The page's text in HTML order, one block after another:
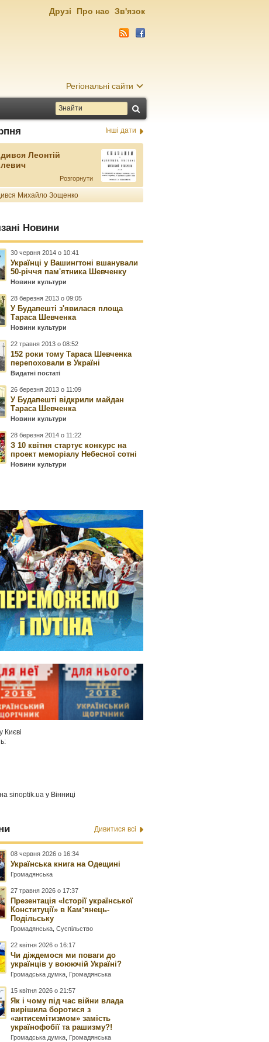
Регіональні сайти
Друзі Про нас Зв'язок
Інші дати
Леонтій
Розгорнути
Михайло Зощенко
Новини
30 червня 2014 о 10:41
Українці у Вашингтоні вшанували
50-річчя пам'ятника Шевченку
Новини культури
28 березня 2013 о 09:05
У Будапешті з'явилася площа
Тараса Шевченка
Новини культури
22 травня 2013 о 08:52
152 роки тому Тараса Шевченка
перепоховали в Україні
Видатні постаті
26 березня 2013 о 11:09
У Будапешті відкрили майдан
Тараса Шевченка
Новини культури
28 березня 2014 о 11:22
З 10 квітня стартує конкурс на
проект меморіалу Небесної сотні
Новини культури
Києві
наsinoptik.ua у Вінниці
Дивитися всі
08 червня 2026 о 16:34
Українська книга на Одещині
Громадянська
27 травня 2026 о 17:37
Презентація «Історії української
Конституції» в Камʼянець-
Подільську
Громадянська ,Суспільство
22 квітня 2026 о 16:17
Чи діждемося ми поваги до
українців у воюючій Україні?
Громадська думка Громадянська
15 квітня 2026 о 21:57
Як і чому під час війни влада
вирішила боротися з
«антисемітизмом» замість
українофобії та рашизму?!
Громадська думка Громадянська